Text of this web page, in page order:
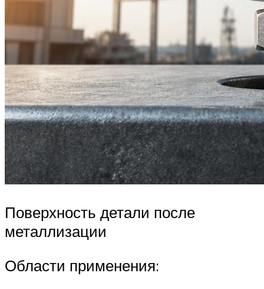
Поверхность детали после
металлизации
Области применения: